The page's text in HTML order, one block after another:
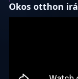
Okos otthon